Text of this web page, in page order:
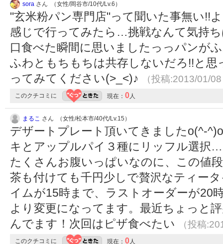
sora さん （女性/岡谷市/10代/Lv.6）
"玄米粉パン専門店"って聞いた事無い!!
感じで行ってみたら…挑戦なんて気持
口食べた瞬間に思いましたっっパンが
ふわともちもちは共存しないだろ!!と
ってみてください(>_<)♪
（投稿:2013/01/
このクチコミに 現在： 0人
まるこ さん （女性/松本市/40代/Lv.15）
デザートプレート頂いてきましたo(^-
キとアップルパイ３種にリッフル選択
たくさんお腹いっぱいなのに、この値
茶も付けても千円少しで贅沢なティー
イムが15時まで、ラストオーダーが20
より変更になってます。最近ちょっと
んでます！次回はピザ食べたい
（投稿
このクチコミに 現在： 0人